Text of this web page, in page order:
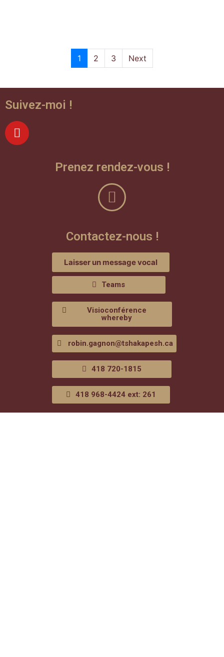
1 2 3 Next
Suivez-moi !
Prenez rendez-vous !
Contactez-nous !
Laisser un message vocal
Teams
Visioconférence
whereby
robin.gagnon@tshakapesh.ca
418 720-1815
418 968-4424 ext: 261